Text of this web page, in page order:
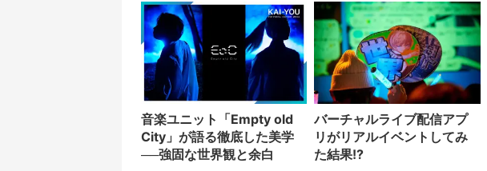
音楽ユニット「Empty old
City」が語る徹底した美学
──強固な世界観と余白
バーチャルライブ配信アプ
リがリアルイベントしてみ
た結果!?